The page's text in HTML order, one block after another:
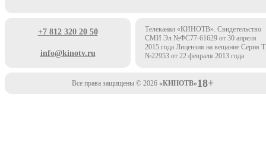
+7 812 320 20 50
info@kinotv.ru
Телеканал «КИНОТВ». Свидетельство
СМИ Эл №ФС77-61629 от 30 апреля
2015 года Лицензия на вещание Серия
№22953 от 22 февраля 2013 года
Все права защищены © 2026 «КИНОТВ»18+